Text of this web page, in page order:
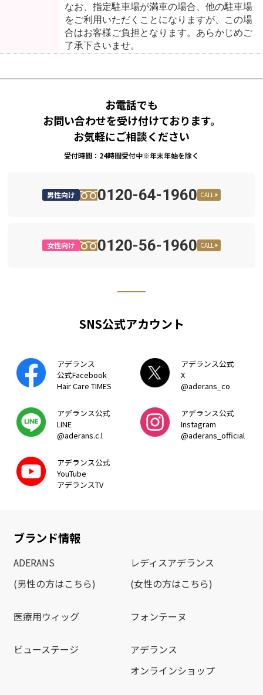
なお、指定駐車場が満車の場合、他の駐車場
をご利用いただくことになりますが、この場
合はお客様ご負担となります。あらかじめご
了承下さいませ。
お電話でも
お問い合わせを受け付けております。
お気軽にご相談ください
受付時間：24時間受付中※年末年始を除く
男性向け 0120-64-1960 CALL
女性向け 0120-56-1960 CALL
SNS公式アカウント
アデランス
公式Facebook
Hair Care TIMES
アデランス公式
X
@aderans_co
アデランス公式
LINE
@aderans.c.l
アデランス公式
Instagram
@aderans_official
アデランス公式
YouTube
アデランスTV
ブランド情報
ADERANS
(男性の方はこちら)
レディスアデランス
(女性の方はこちら)
医療用ウィッグ フォンテーヌ
ビューステージ
アデランス
オンラインショップ